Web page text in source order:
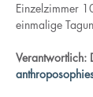
Einzelzimmer
einmalige
Verantwortlich: